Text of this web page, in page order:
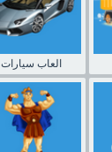
العاب سيارات